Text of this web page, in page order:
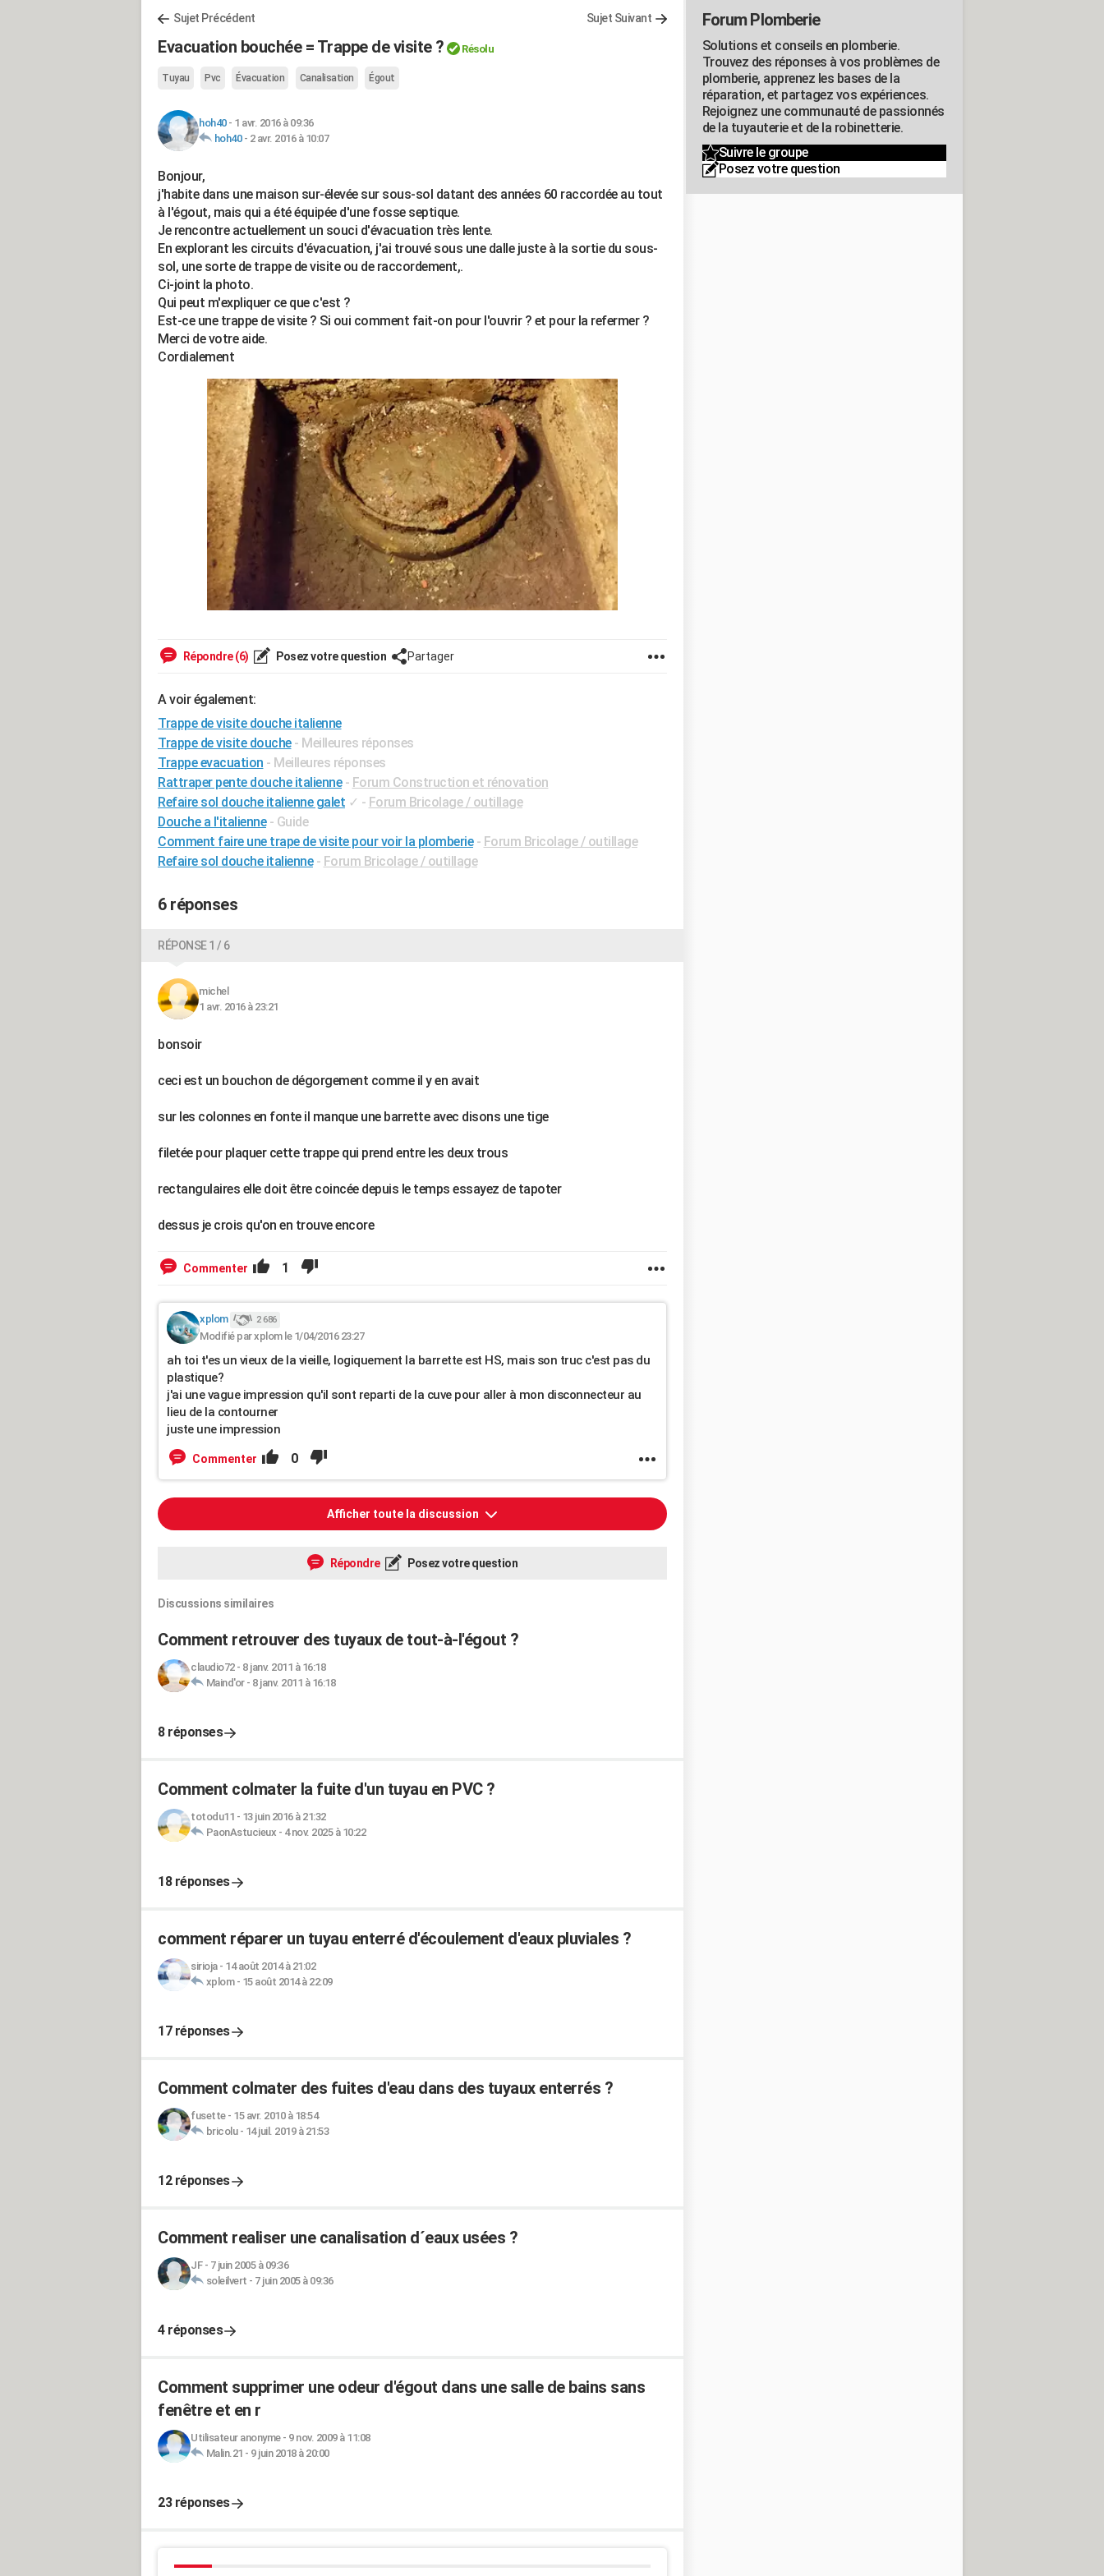
Sujet Précédent Sujet Suivant
Evacuation bouchée = Trappe de visite ? Résolu
Tuyau Pvc Évacuation Canalisation Égout
hoh40- 1 avr. 2016 à 09:36
hoh40- 2 avr. 2016 à 10:07
Bonjour,
j'habite dans une maison sur-élevée sur sous-sol datant des années 60 raccordée au tout
à l'égout, mais qui a été équipée d'une fosse septique.
Je rencontre actuellement un souci d'évacuation très lente.
En explorant les circuits d'évacuation, j'ai trouvé sous une dalle juste à la sortie du sous-
sol, une sorte de trappe de visite ou de raccordement,.
Ci-joint la photo.
Qui peut m'expliquer ce que c'est ?
Est-ce une trappe de visite ? Si oui comment fait-on pour l'ouvrir ? et pour la refermer ?
Merci de votre aide.
Cordialement
Répondre (6) Posez votre question Partager
A voir également:
Trappe de visite douche italienne
Trappe de visite douche - Meilleures réponses
Trappe evacuation - Meilleures réponses
Rattraper pente douche italienne - Forum Construction et rénovation
Refaire sol douche italienne galet ✓ - Forum Bricolage / outillage
Douche a l'italienne - Guide
Comment faire une trape de visite pour voir la plomberie - Forum Bricolage / outillage
Refaire sol douche italienne - Forum Bricolage / outillage
6 réponses
RÉPONSE 1 / 6
michel
1 avr. 2016 à 23:21
bonsoir
ceci est un bouchon de dégorgement comme il y en avait
sur les colonnes en fonte il manque une barrette avec disons une tige
filetée pour plaquer cette trappe qui prend entre les deux trous
rectangulaires elle doit être coincée depuis le temps essayez de tapoter
dessus je crois qu'on en trouve encore
Commenter 1
xplom 2 686
Modifié par xplom le 1/04/2016 23:27
ah toi t'es un vieux de la vieille, logiquement la barrette est HS, mais son truc c'est pas du
plastique?
j'ai une vague impression qu'il sont reparti de la cuve pour aller à mon disconnecteur au
lieu de la contourner
juste une impression
Commenter 0
Afficher toute la discussion
Répondre Posez votre question
Discussions similaires
Comment retrouver des tuyaux de tout-à-l'égout ?
claudio72- 8 janv. 2011 à 16:18
Maind'or- 8 janv. 2011 à 16:18
8 réponses
Comment colmater la fuite d'un tuyau en PVC ?
totodu11 - 13 juin 2016 à 21:32
PaonAstucieux - 4 nov. 2025 à 10:22
18 réponses
comment réparer un tuyau enterré d'écoulement d'eaux pluviales ?
sirioja- 14 août 2014 à 21:02
xplom- 15 août 2014 à 22:09
17 réponses
Comment colmater des fuites d'eau dans des tuyaux enterrés ?
fusette- 15 avr. 2010 à 18:54
bricolu- 14 juil. 2019 à 21:53
12 réponses
Comment realiser une canalisation d´eaux usées ?
JF- 7 juin 2005 à 09:36
soleilvert - 7 juin 2005 à 09:36
4 réponses
Comment supprimer une odeur d'égout dans une salle de bains sans
fenêtre et en r
Utilisateur anonyme- 9 nov. 2009 à 11:08
Malin.21 - 9 juin 2018 à 20:00
23 réponses
Forum Plomberie
Solutions et conseils en plomberie.
Trouvez des réponses à vos problèmes de
plomberie, apprenez les bases de la
réparation, et partagez vos expériences.
Rejoignez une communauté de passionnés
de la tuyauterie et de la robinetterie.
Suivre le groupe
Posez votre question